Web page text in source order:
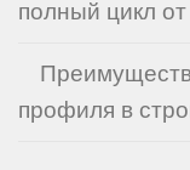
полный цикл
профиля в